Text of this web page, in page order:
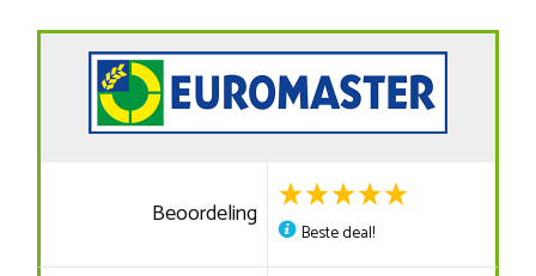
Beoordeling
Beste deal!